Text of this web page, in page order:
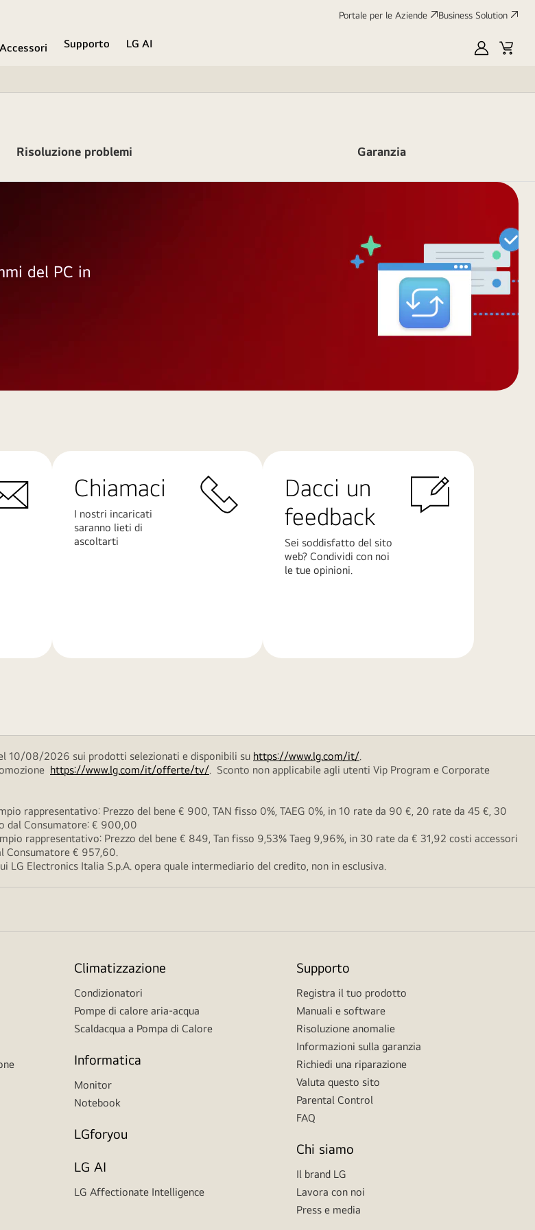
Portale per le Aziende Business Solution
Accessori Supporto
LG AI
My
Cart
Risoluzione problemi Garanzia
del PC in
Chiamaci
I nostri incaricati
saranno lieti di
ascoltarti
Dacci un
feedback
Sei soddisfatto del sito
web? Condividi con noi
le tue opinioni.
10/08/2026 sui prodotti selezionati e disponibili su https://www.lg.com/it/.
https://www.lg.com/it/offerte/tv/. Sconto non applicabile agli utenti Vip Program e Corporate
rappresentativo: Prezzo del bene € 900, TAN fisso 0%, TAEG 0%, in 10 rate da 90 €, 20 rate da 45 €, 30
dal Consumatore: € 900,00
rappresentativo: Prezzo del bene € 849, Tan fisso 9,53% Taeg 9,96%, in 30 rate da € 31,92 costi accessori
Consumatore € 957,60.
LG Electronics Italia S.p.A. opera quale intermediario del credito, non in esclusiva.
Climatizzazione
Condizionatori
Pompe di calore aria-acqua
Scaldacqua a Pompa di Calore
Informatica
Monitor
Notebook
LGforyou
LG AI
LG Affectionate Intelligence
Supporto
Registra il tuo prodotto
Manuali e software
Risoluzione anomalie
Informazioni sulla garanzia
Richiedi una riparazione
Valuta questo sito
Parental Control
FAQ
Chi siamo
Il brand LG
Lavora con noi
Press e media